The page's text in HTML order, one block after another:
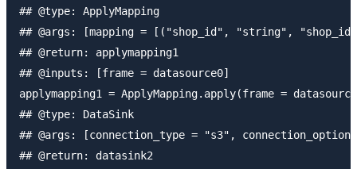
## @type: ApplyMapping
## @args: [mapping = [("shop_id", "string",
## @return: applymapping1
## @inputs: [frame = datasource0]
applymapping1 = ApplyMapping.apply(frame =
## @type: DataSink
## @args: [connection_type = "s3",
## @return: datasink2